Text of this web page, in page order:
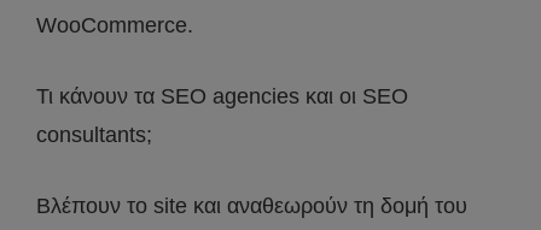
WooCommerce.
Τι κάνουν τα SEO agencies και οι SEO
consultants;
Βλέπουν το site και αναθεωρούν τη δομή του